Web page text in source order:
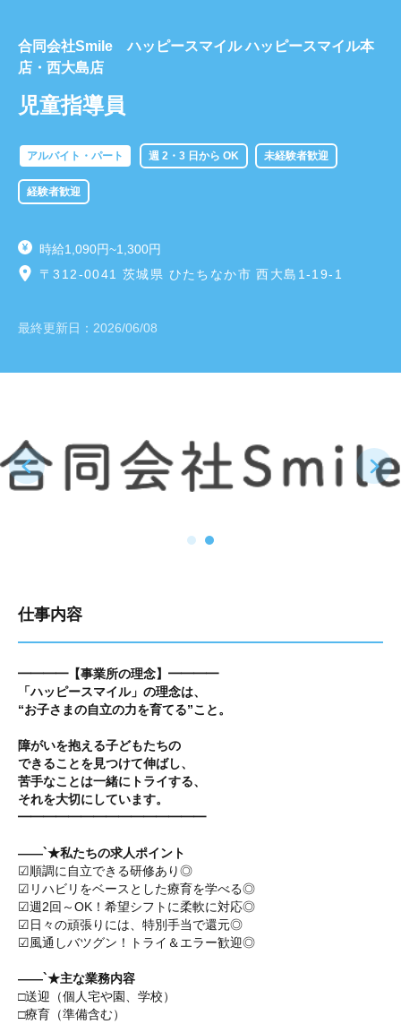
合同会社Smile ハッピースマイル ハッピースマイル本
店・西大島店
児童指導員
アルバイト・パート 週 2・3 日から OK 未経験者歓迎
経験者歓迎
時給1,090円~1,300円
〒312-0041 茨城県 ひたちなか市 西大島1-19-1
最終更新日： 2026/06/08
仕事内容
━━━━【事業所の理念】━━━━
「ハッピースマイル」の理念は、
“お子さまの自立の力を育てる”こと。
障がいを抱える子どもたちの
できることを見つけて伸ばし、
苦手なことは一緒にトライする、
それを大切にしています。
━━━━━━━━━━━━━━━
――`★私たちの求人ポイント
☑順調に自立できる研修あり◎
☑リハビリをベースとした療育を学べる◎
☑週2回～OK！希望シフトに柔軟に対応◎
☑日々の頑張りには、特別手当で還元◎
☑風通しバツグン！トライ＆エラー歓迎◎
――`★主な業務内容
□送迎（個人宅や園、学校）
□療育（準備含む）